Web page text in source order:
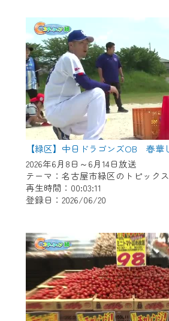
2026年6月8日～6月14日放送
テーマ：名古屋市緑区のトピックス
再生時間：00:03:11
登録日：2026/06/20